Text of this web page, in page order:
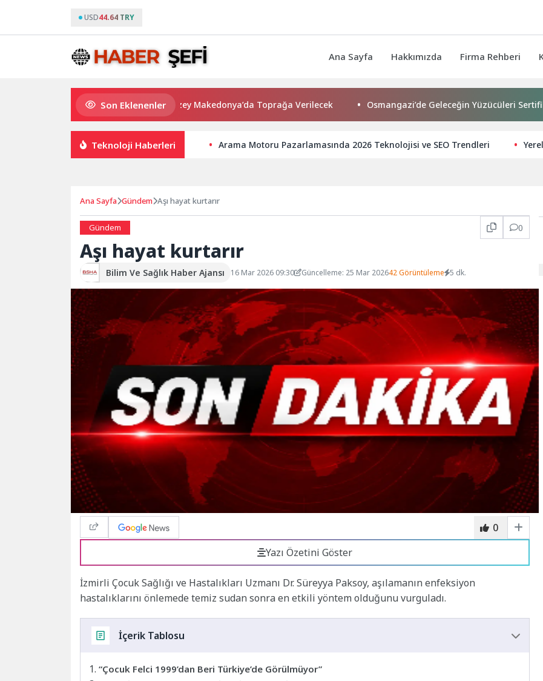
USD44.64 TRY
Ana Sayfa Hakkımızda Firma Rehberi
Son Eklenenler
Cansever Hayatını Kaybetti: Kuzey Makedonya’da Toprağa Verilecek Osmangazi’de Geleceğin Yüzücüleri Sertifikalarını
Teknoloji Haberleri Arama Motoru Pazarlamasında 2026 Teknolojisi ve SEO Trendleri
Ana Sayfa Gündem Aşı hayat kurtarır
Gündem 0
Aşı hayat kurtarır
Bilim Ve Sağlık Haber Ajansı 16 Mar 2026 09:30 Güncelleme: 25 Mar 202642 Görüntüleme 5 dk.
0
Yazı Özetini Göster
İzmirli Çocuk Sağlığı ve Hastalıkları Uzmanı Dr. Süreyya Paksoy, aşılamanın enfeksiyon
hastalıklarını önlemede temiz sudan sonra en etkili yöntem olduğunu vurguladı.
İçerik Tablosu
“Çocuk Felci 1999’dan Beri Türkiye’de Görülmüyor”